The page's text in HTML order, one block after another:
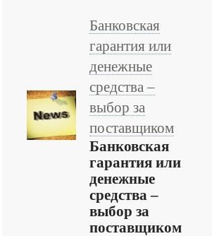
Банковская
гарантия или
денежные
средства –
выбор за
поставщиком
Банковская
гарантия или
денежные
средства –
выбор за
поставщиком